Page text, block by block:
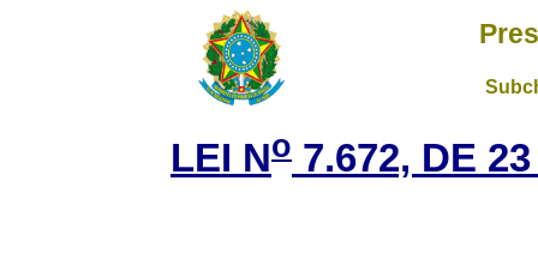
LEI No 7.672, DE